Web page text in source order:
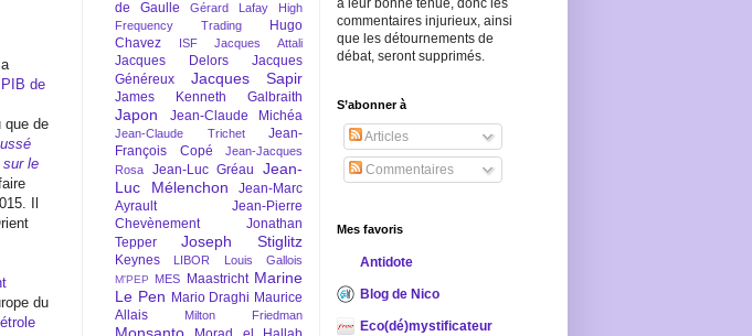
de
que de
sur le
Il
du
de Gaulle
Gérard Lafay
High
Frequency Trading
Hugo
Chavez
ISF Jacques Attali
Jacques Delors
Jacques
Généreux
Jacques Sapir
James Kenneth Galbraith
Japon Jean-Claude Michéa
Jean-Claude Trichet
Jean-
François Copé
Jean-Jacques
Rosa
Jean-Luc Gréau
Jean-
Luc Mélenchon
Jean-Marc
Ayrault
Jean-Pierre
Chevènement
Jonathan
Tepper
Joseph Stiglitz
Keynes LIBOR Louis Gallois
M'PEP MES Maastricht Marine
Le Pen Mario Draghi Maurice
Allais
Milton Friedman
à leur bonne tenue, donc les
commentaires injurieux, ainsi
que les détournements de
débat, seront supprimés.
S’abonner à
Articles
Commentaires
Mes favoris
Antidote
Blog de Nico
Eco(dé)mystificateur